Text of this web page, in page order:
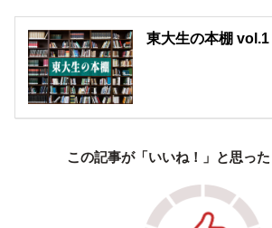
東大生の本棚 vol.1
この記事が「いいね！」と思った